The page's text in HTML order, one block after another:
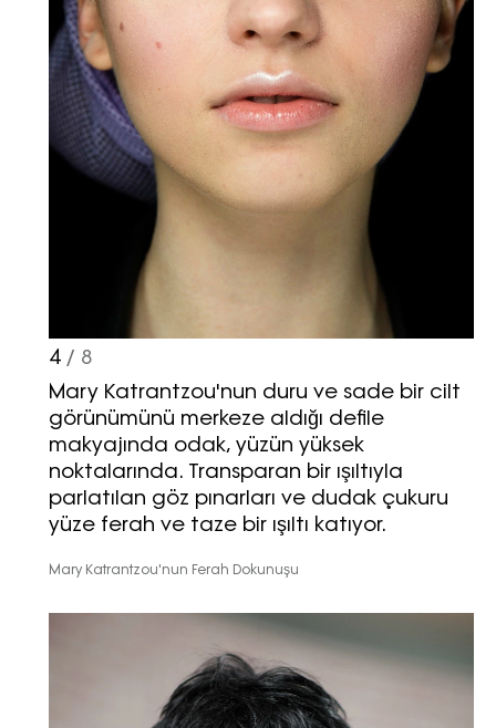
4/ 8
Mary Katrantzou'nun duru ve sade bir cilt
görünümünü merkeze aldığı defile
makyajında odak, yüzün yüksek
noktalarında. Transparan bir ışıltıyla
parlatılan göz pınarları ve dudak çukuru
yüze ferah ve taze bir ışıltı katıyor.
Mary Katrantzou'nun Ferah Dokunuşu